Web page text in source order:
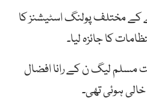
کے مختلف پولنگ اسٹیشنز کا
کا جائزہ لیا۔
مسلم لیگ ن کے رانا افضال
ہوئی تھی۔